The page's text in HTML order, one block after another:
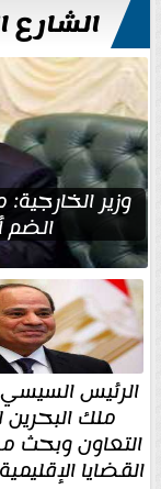
وزير
الضم
الرئيس
ملك البحرين
التعاون وبحث
القضايا